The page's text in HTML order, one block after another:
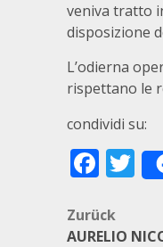
veniva tratto
disposizione
L’odierna
rispettano le
condividi su:
Zurück
AURELIO